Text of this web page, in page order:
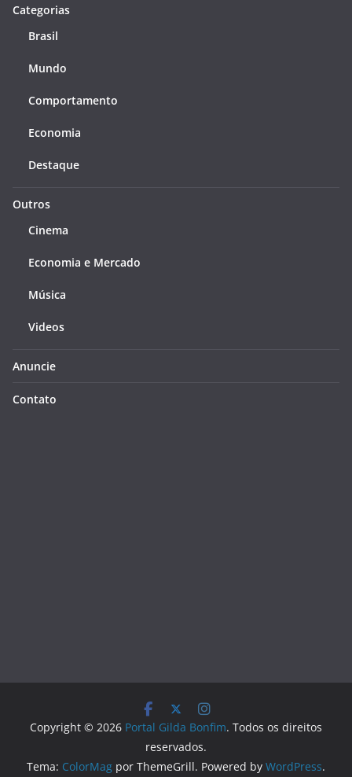
Categorias
Brasil
Mundo
Comportamento
Economia
Destaque
Outros
Cinema
Economia e Mercado
Música
Videos
Anuncie
Contato
Copyright © 2026 Portal Gilda Bonfim. Todos os direitos
reservados.
Tema: ColorMag por ThemeGrill. Powered by WordPress.